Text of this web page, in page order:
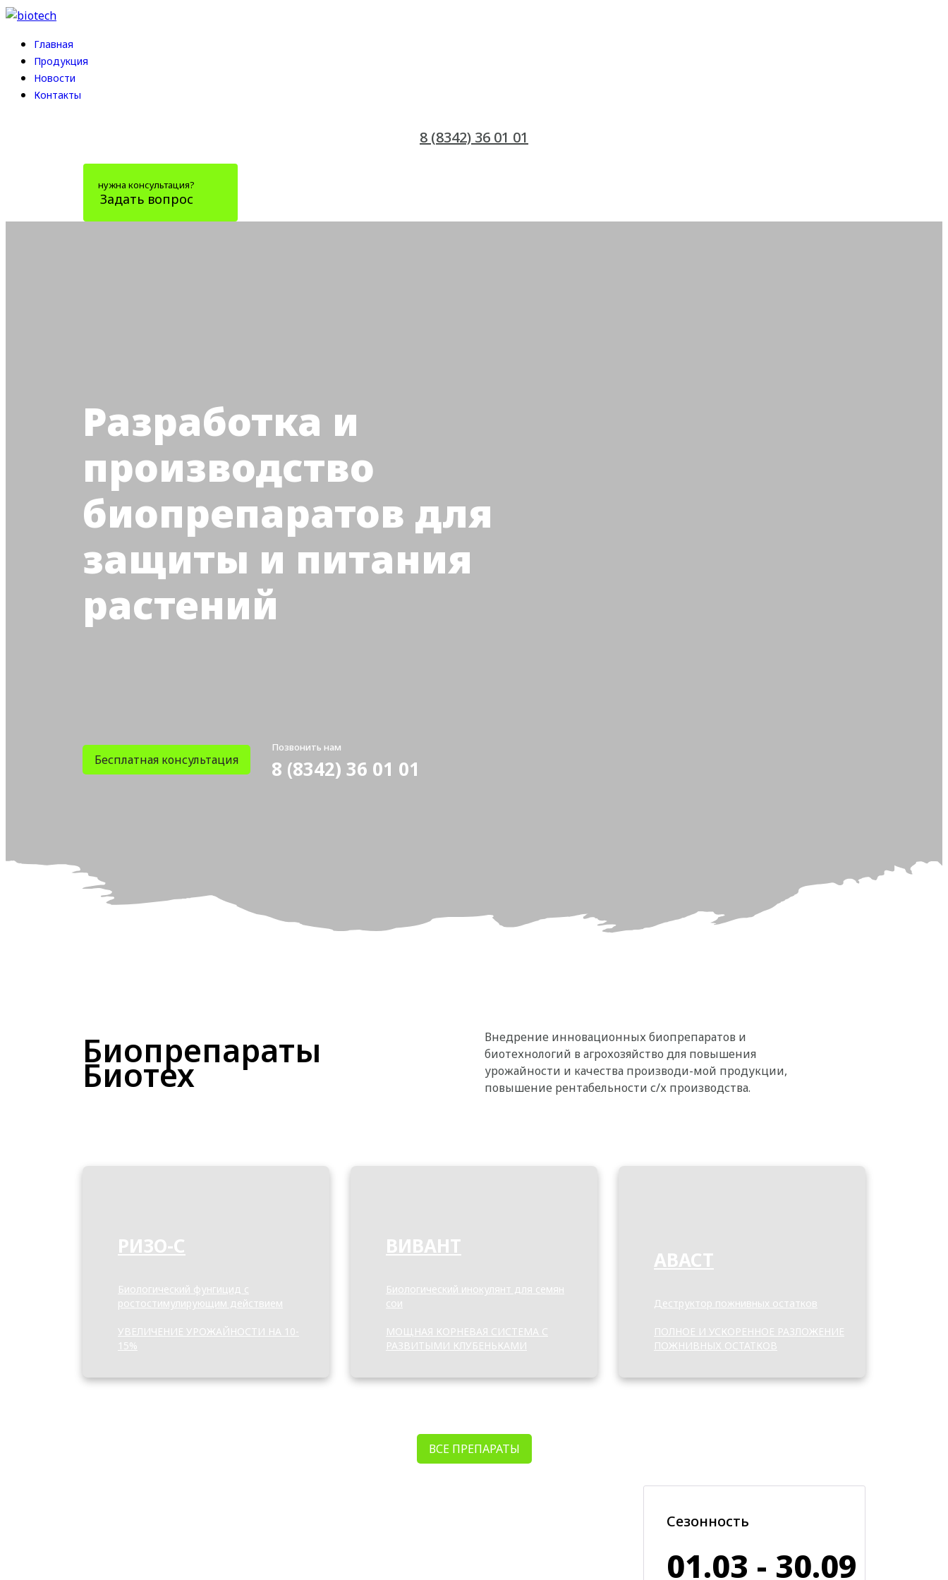
Главная
Продукция
Новости
Контакты
8 (8342) 36 01 01
нужна консультация?
Задать вопрос
Разработка и
производство
биопрепаратов для
защиты и питания
растений
Бесплатная консультация
Позвонить нам
8 (8342) 36 01 01
Биопрепараты
Биотех
Внедрение инновационных биопрепаратов и
биотехнологий в агрохозяйство для повышения
урожайности и качества производи-мой продукции,
повышение рентабельности с/х производства.
РИЗО-С
Биологический фунгицид с
ростостимулирующим действием
УВЕЛИЧЕНИЕ УРОЖАЙНОСТИ НА 10-
15%
ВИВАНТ
Биологический инокулянт для семян
сои
МОЩНАЯ КОРНЕВАЯ СИСТЕМА С
РАЗВИТЫМИ КЛУБЕНЬКАМИ
АВАСТ
Деструктор пожнивных остатков
ПОЛНОЕ И УСКОРЕННОЕ РАЗЛОЖЕНИЕ
ПОЖНИВНЫХ ОСТАТКОВ
ВСЕ ПРЕПАРАТЫ
Сезонность
01.03 - 30.09